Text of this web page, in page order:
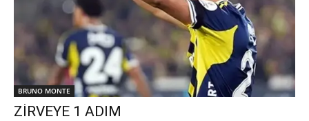
BRUNO MONTE
ZİRVEYE 1 ADIM